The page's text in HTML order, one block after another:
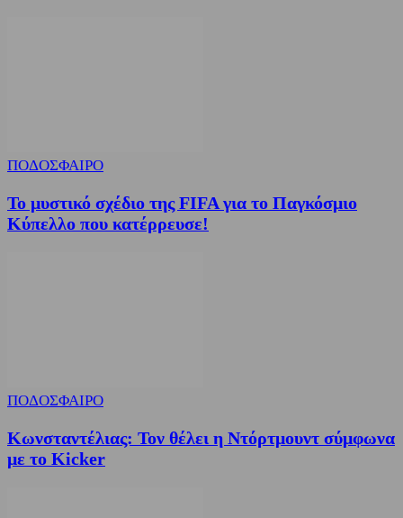
ΠΟΔΟΣΦΑΙΡΟ
Το μυστικό σχέδιο της FIFA για το Παγκόσμιο
Κύπελλο που κατέρρευσε!
ΠΟΔΟΣΦΑΙΡΟ
Κωνσταντέλιας: Τον θέλει η Ντόρτμουντ σύμφωνα
με το Kicker